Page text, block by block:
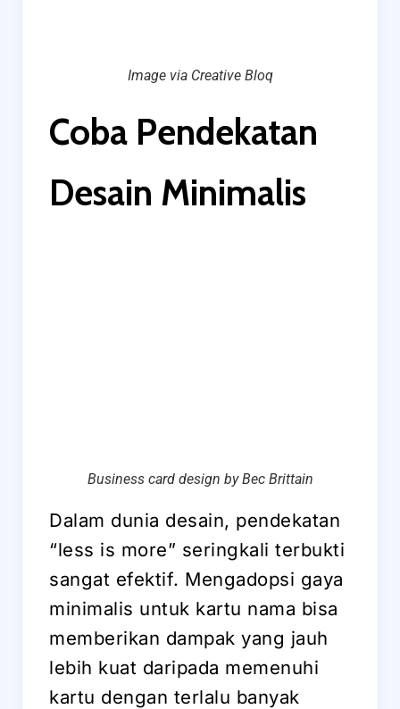
Image via Creative Bloq
Coba Pendekatan
Desain Minimalis
Business card design by Bec Brittain
Dalam dunia desain, pendekatan
“less is more” seringkali terbukti
sangat efektif. Mengadopsi gaya
minimalis untuk kartu nama bisa
memberikan dampak yang jauh
lebih kuat daripada memenuhi
kartu dengan terlalu banyak